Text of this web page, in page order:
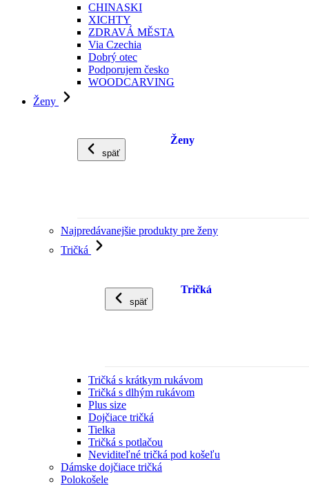
CHINASKI
XICHTY
ZDRAVÁ MĚSTA
Via Czechia
Dobrý otec
Podporujem česko
WOODCARVING
Ženy
späť
Ženy
Najpredávanejšie produkty pre ženy
Tričká
späť
Tričká
Tričká s krátkym rukávom
Tričká s dlhým rukávom
Plus size
Dojčiace tričká
Tielka
Tričká s potlačou
Neviditeľné tričká pod košeľu
Dámske dojčiace tričká
Polokošele